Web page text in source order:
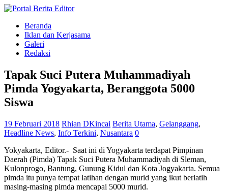
Beranda
Iklan dan Kerjasama
Galeri
Redaksi
Tapak Suci Putera Muhammadiyah
Pimda Yogyakarta, Beranggota 5000
Siswa
19 Februari 2018 Rhian DKincai Berita Utama, Gelanggang,
Headline News, Info Terkini, Nusantara 0
Yokyakarta, Editor.- Saat ini di Yogyakarta terdapat Pimpinan
Daerah (Pimda) Tapak Suci Putera Muhammadiyah di Sleman,
Kulonprogo, Bantung, Gunung Kidul dan Kota Jogyakarta. Semua
pimda itu punya tempat latihan dengan murid yang ikut berlatih
masing-masing pimda mencapai 5000 murid.